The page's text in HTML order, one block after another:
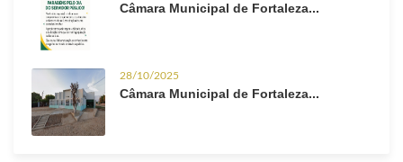
Câmara Municipal de Fortaleza...
28/10/2025
Câmara Municipal de Fortaleza...